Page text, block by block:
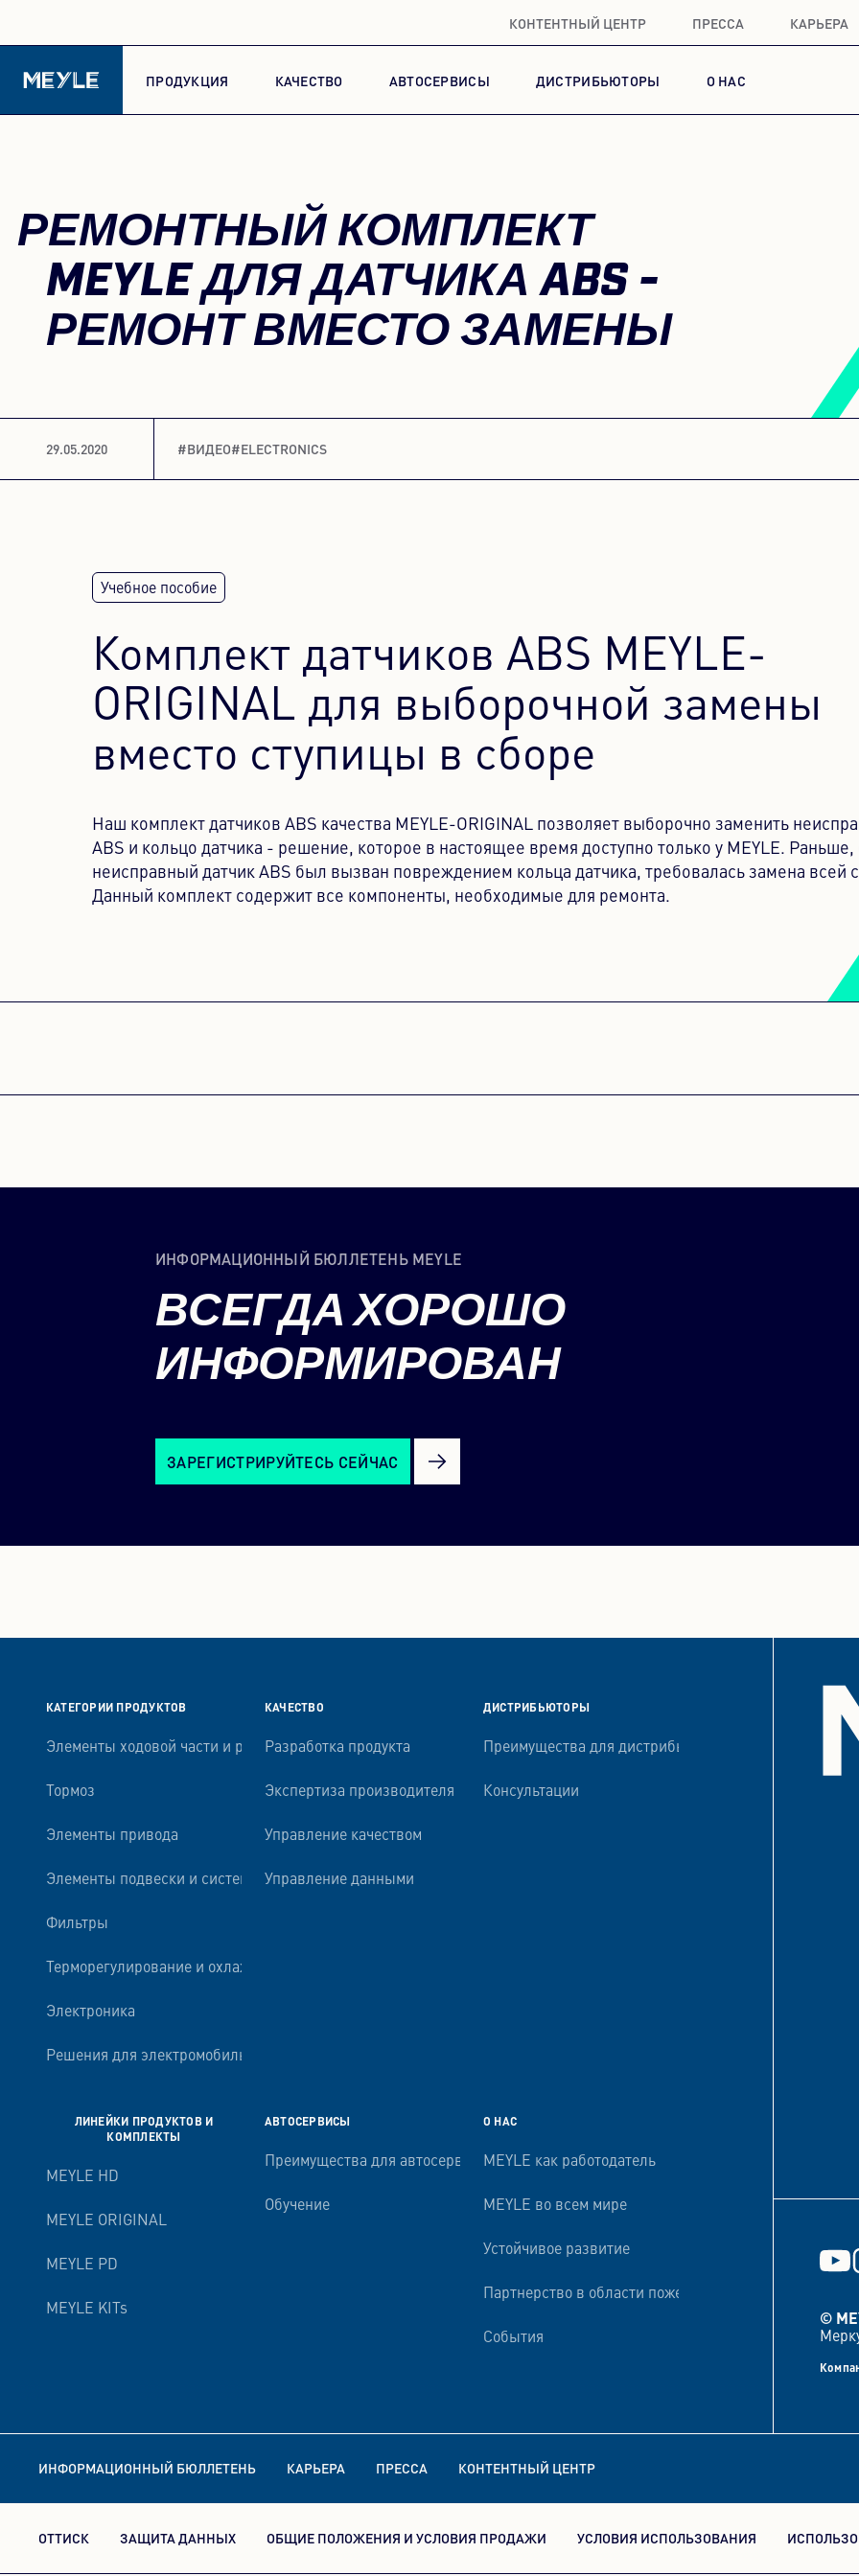
КОНТЕНТНЫЙ ЦЕНТР ПРЕССА КАРЬЕРА
ПРОДУКЦИЯ КАЧЕСТВО АВТОСЕРВИСЫ ДИСТРИБЬЮТОРЫ О НАС
РЕМОНТНЫЙ КОМПЛЕКТ
MEYLE ДЛЯ ДАТЧИКА ABS -
РЕМОНТ ВМЕСТО ЗАМЕНЫ
29.05.2020 #ВИДЕО#ELECTRONICS
Комплект датчиков ABS MEYLE-
ORIGINAL для выборочной замены
вместо ступицы в сборе
Наш комплект датчиков ABS качества MEYLE-ORIGINAL позволяет выборочно заменить
ABS и кольцо датчика - решение, которое в настоящее время доступно только у MEYLE. Раньше,
неисправный датчик ABS был вызван повреждением кольца датчика, требовалась замена всей
Данный комплект содержит все компоненты, необходимые для ремонта.
помощью платформы управления согласиями, чтобы
ИНФОРМАЦИОННЫЙ БЮЛЛЕТЕНЬ MEYLE
ВСЕГДА ХОРОШО
ИНФОРМИРОВАН
ЗАРЕГИСТРИРУЙТЕСЬ СЕЙЧАС
КАТЕГОРИИ ПРОДУКТОВ
Элементы ходовой части и рулевого управления
Тормоз
Элементы привода
Элементы подвески и системы амортизации
Фильтры
Терморегулирование и охлаждение двигателя
Электроника
Решения для электромобильности
ЛИНЕЙКИ ПРОДУКТОВ И
КОМПЛЕКТЫ
MEYLE HD
MEYLE ORIGINAL
MEYLE PD
MEYLE KITs
КАЧЕСТВО
Разработка продукта
Экспертиза производителя
Управление качеством
Управление данными
АВТОСЕРВИСЫ
Преимущества для автосервисов
Обучение
ДИСТРИБЬЮТОРЫ
Преимущества для дистрибьюторов
Консультации
О НАС
MEYLE как работодатель
MEYLE во всем мире
Устойчивое развитие
Партнерство в области пожертвований и
События
©
ИНФОРМАЦИОННЫЙ БЮЛЛЕТЕНЬ КАРЬЕРА ПРЕССА КОНТЕНТНЫЙ ЦЕНТР
ОТТИСК ЗАЩИТА ДАННЫХ ОБЩИЕ ПОЛОЖЕНИЯ И УСЛОВИЯ ПРОДАЖИ УСЛОВИЯ ИСПОЛЬЗОВАНИЯ